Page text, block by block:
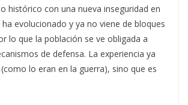
histórico con una nueva inseguridad en
evolucionado y ya no viene de bloques
lo que la población se ve obligada a
de defensa. La experiencia ya
lo eran en la guerra), sino que es